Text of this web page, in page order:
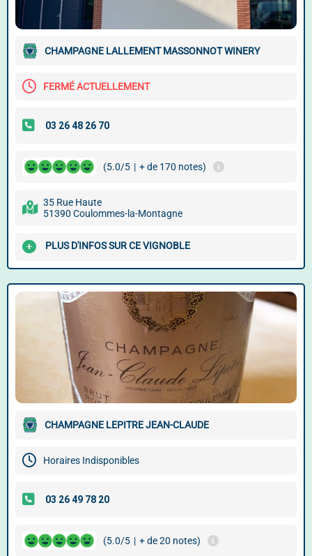
CHAMPAGNE LALLEMENT MASSONNOT WINERY
FERMÉ ACTUELLEMENT
(5.0/5 | + de 170 notes)
35 Rue Haute
51390 Coulommes-la-Montagne
PLUS D'INFOS SUR CE VIGNOBLE
CHAMPAGNE LEPITRE JEAN-CLAUDE
Horaires Indisponibles
(5.0/5 | + de 20 notes)